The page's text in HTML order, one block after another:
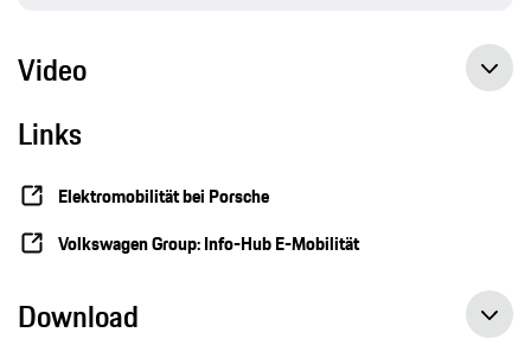
Video
Links
Elektromobilität bei Porsche
Volkswagen Group: Info-Hub E-Mobilität
Download